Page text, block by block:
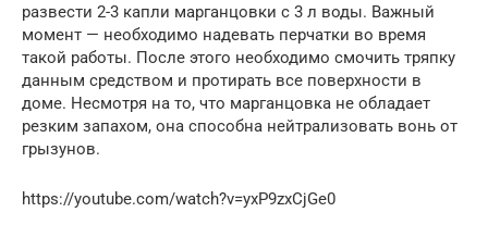
развести 2-3 капли марганцовки с 3 л воды. Важный
момент — необходимо надевать перчатки во время
такой работы. После этого необходимо смочить тряпку
данным средством и протирать все поверхности в
доме. Несмотря на то, что марганцовка не обладает
резким запахом, она способна нейтрализовать вонь от
грызунов.
https://youtube.com/watch?v=yxP9zxCjGe0